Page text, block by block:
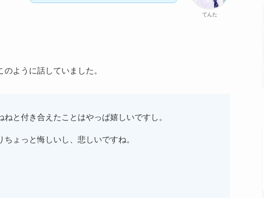
てんた
ように話していました。
と付き合えたことはやっぱ嬉しいですし。
ょっと悔しいし、悲しいですね。